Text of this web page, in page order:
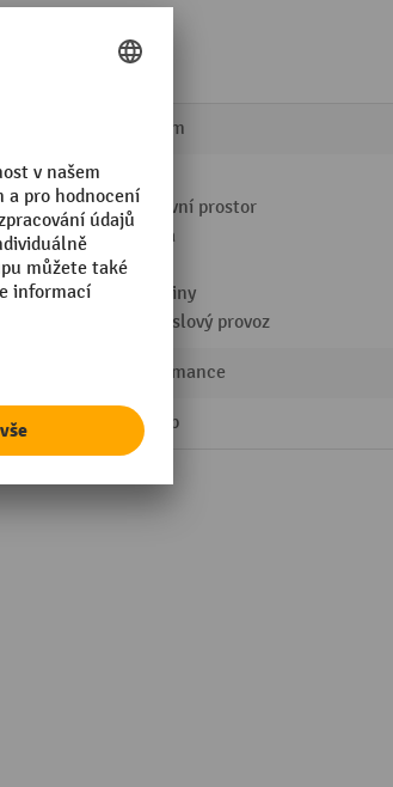
140 mm
Venkovní prostor
Výroba
dílna
potraviny
průmyslový provoz
Performance
dancop